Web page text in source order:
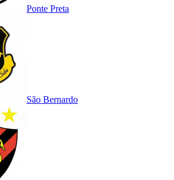
Ponte Preta
São Bernardo